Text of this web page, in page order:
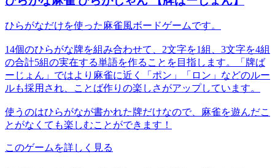
ひらがなだけを使った麻雀風ボードゲームです。
14個のひらがな牌を組み合わせて、2文字を1組、3文字を4組
の合計5組の実在する単語を作ることを目指します。「牌ば
ーじょん」ではより麻雀に近く「ポン」「ロン」などのルー
ルも採用され、ことば作りの楽しさがアップしています。
使うのはひらがなが書かれた牌だけなので、麻雀を遊んだこ
とがなくても楽しむことができます！
このゲームを詳しく見る